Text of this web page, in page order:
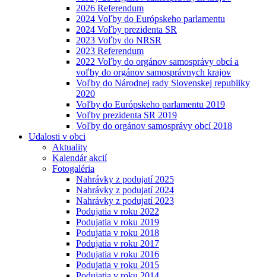
2026 Referendum
2024 Voľby do Európskeho parlamentu
2024 Voľby prezidenta SR
2023 Voľby do NRSR
2023 Referendum
2022 Voľby do orgánov samosprávy obcí a
voľby do orgánov samosprávnych krajov
Voľby do Národnej rady Slovenskej republiky
2020
Voľby do Európskeho parlamentu 2019
Voľby prezidenta SR 2019
Voľby do orgánov samosprávy obcí 2018
Udalosti v obci
Aktuality
Kalendár akcií
Fotogaléria
Nahrávky z podujatí 2025
Nahrávky z podujatí 2024
Nahrávky z podujatí 2023
Podujatia v roku 2022
Podujatia v roku 2019
Podujatia v roku 2018
Podujatia v roku 2017
Podujatia v roku 2016
Podujatia v roku 2015